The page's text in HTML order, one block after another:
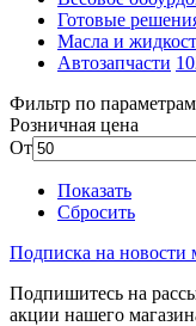
Готовые
Масла и
Автозапчасти
Фильтр по параметрам
Розничная цена
От
Показать
Сбросить
Подписка на новости
Подпишитесь на
акции нашего